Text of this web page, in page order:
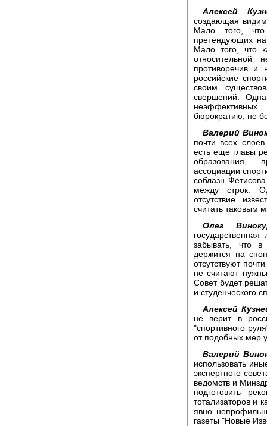
Алексей
создающая
Мало того,
претендующих
Мало того, что
относительной
противоречив и
российские
своим
свершений.
бюрократию, не
Валерий
почти всех
есть еще главы
образования,
ассоциации
соблазн
между строк.
отсутствие
считать таковым
Олег
забывать, что
держится на
отсутствуют
не считают
Совет будет
и студенческого
Алексей
не верит в
"спортивного
от подобных мер
Валерий
использовать
экспертного
ведомств и
подготовить
тотализаторов и
явно
газеты "Новые